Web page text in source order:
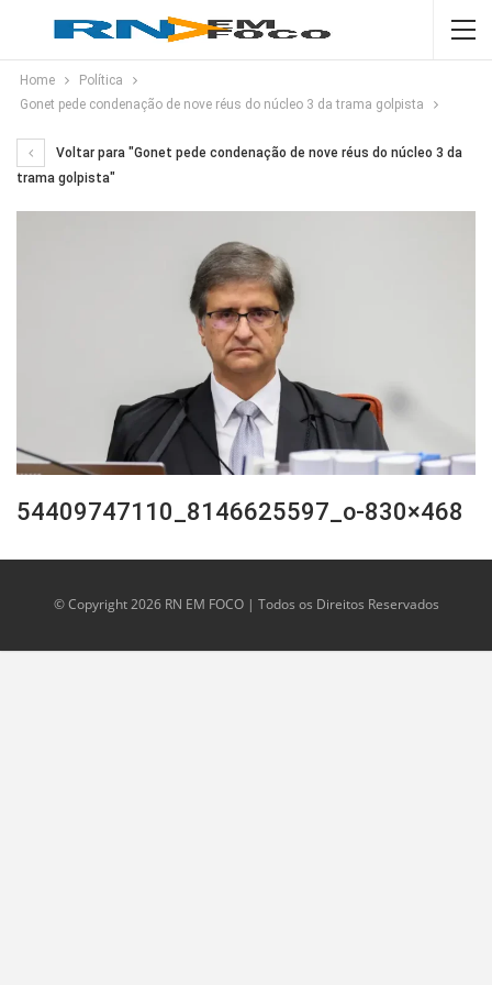
Home
Política
Gonet pede condenação de nove réus do núcleo 3 da trama golpista
Voltar para "Gonet pede condenação de nove réus do núcleo 3 da
trama golpista"
54409747110_8146625597_o-830×468
© Copyright 2026 RN EM FOCO | Todos os Direitos Reservados